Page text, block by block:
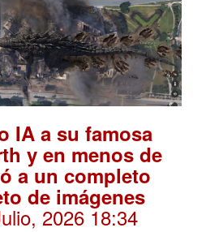
IA a su famosa
y en menos de
a un completo
de imágenes
2026 18:34